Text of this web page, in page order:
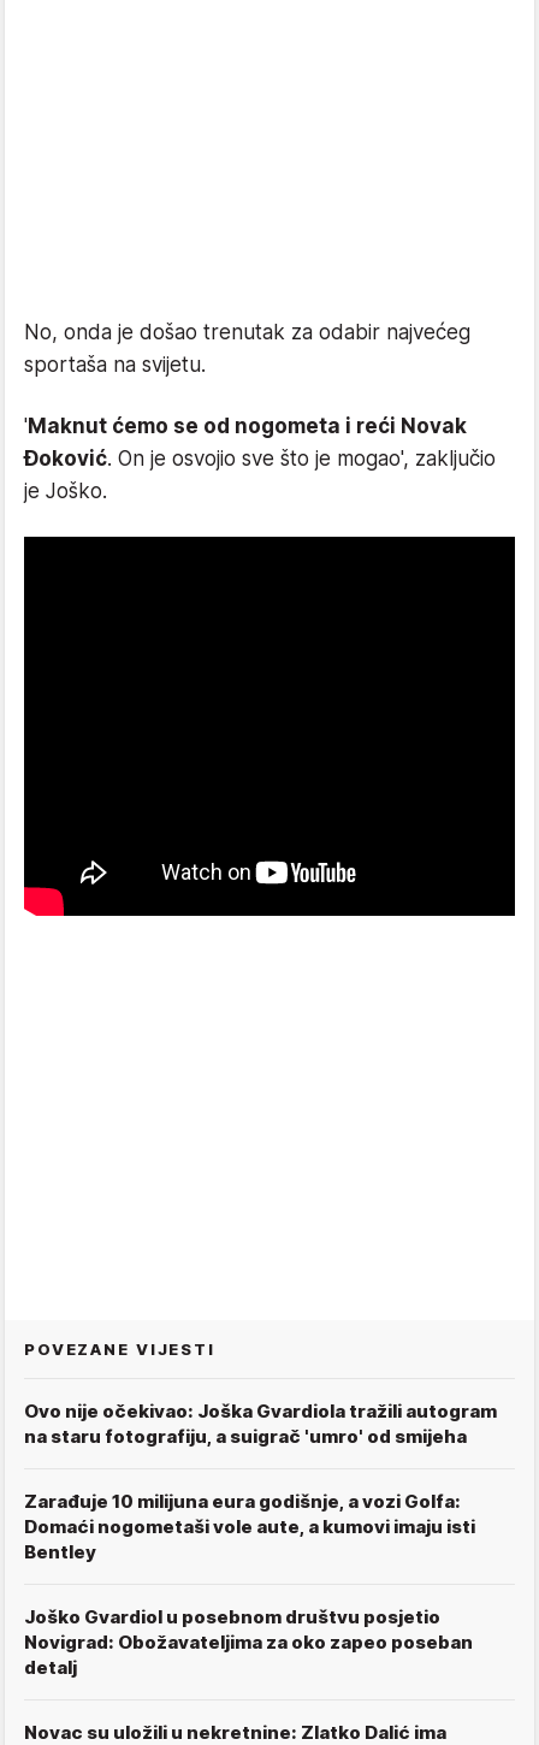
No, onda je došao trenutak za odabir najvećeg
sportaša na svijetu.
'Maknut ćemo se od nogometa i reći Novak
Đoković. On je osvojio sve što je mogao', zaključio
je Joško.
POVEZANE VIJESTI
Ovo nije očekivao: Joška Gvardiola tražili autogram
na staru fotografiju, a suigrač 'umro' od smijeha
Zarađuje 10 milijuna eura godišnje, a vozi Golfa:
Domaći nogometaši vole aute, a kumovi imaju isti
Bentley
Joško Gvardiol u posebnom društvu posjetio
Novigrad: Obožavateljima za oko zapeo poseban
detalj
Novac su uložili u nekretnine: Zlatko Dalić ima